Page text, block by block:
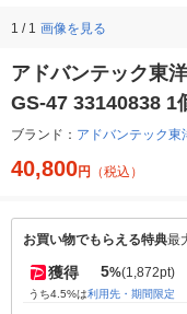
1 / 1 画像を見る
アドバンテック東
GS-47 33140838 1
ブランド： アドバンテック東
40,800円 （税込）
お買い物でもらえる特典最
獲得 5%(1,872pt)
うち4.5%は利用先・期間限定